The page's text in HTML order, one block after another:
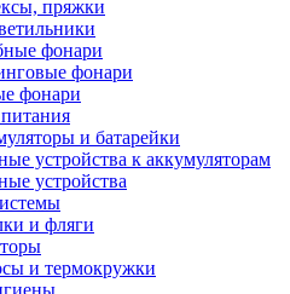
пряжки
фонари
фонари
фонари
и батарейки
устройства к аккумуляторам
устройства
и фляги
и термокружки